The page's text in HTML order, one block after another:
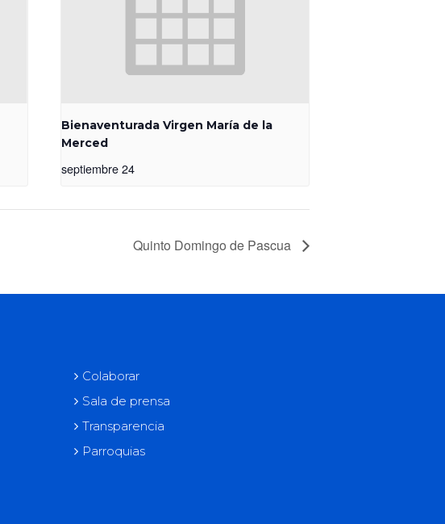
Bienaventurada Virgen María de la
Merced
septiembre 24
Quinto Domingo de Pascua
Colaborar
Sala de prensa
Transparencia
Parroquias